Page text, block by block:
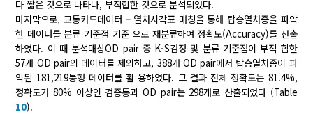
다 짧은 것으로 나타나, 부적합한 것으로 분석되었다.
마지막으로, 교통카드데이터 – 열차시각표 매칭을 통해 탑승열차종을 파악
한 데이터를 분류 기준점 기준 으로 재분류하여 정확도(Accuracy)를 산출
하였다. 이 때 분석대상OD pair 중 K-S검정 및 분류 기준점이 부적 합한
57개 OD pair의 데이터를 제외하고, 388개 OD pair에서 탑승열차종이 파
악된 181,219통행 데이터를 활 용하였다. 그 결과 전체 정확도는 81.4%,
정확도가 80% 이상인 검증통과 OD pair는 298개로 산출되었다 (Table
10).